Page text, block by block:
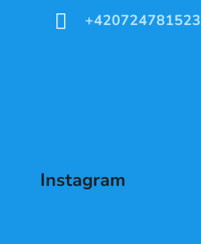
+420724781523
Instagram